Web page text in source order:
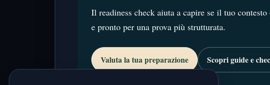
Il readiness check aiuta a capire se il tuo
e pronto per una prova più strutturata.
Valuta la tua preparazione Scopri guide e